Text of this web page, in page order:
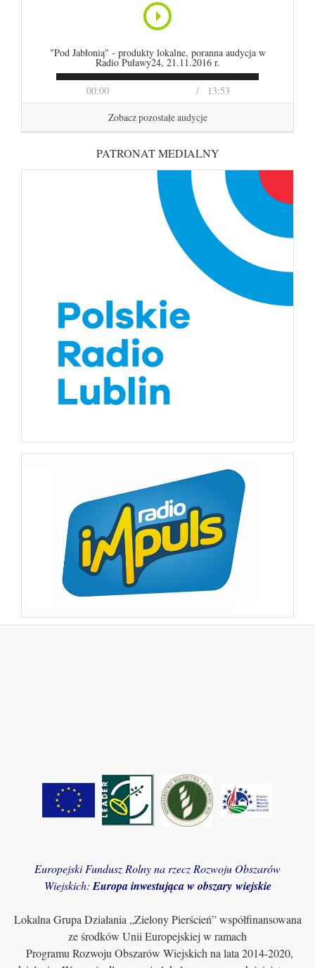
00:00 13:53
"Pod Jabłonią" - produkty lokalne, poranna audycja w
Radio Puławy24, 21.11.2016 r.
Zobacz pozostałe audycje
PATRONAT MEDIALNY
Europejski Fundusz Rolny na rzecz Rozwoju Obszarów
Wiejskich: Europa inwestująca w obszary wiejskie
Lokalna Grupa Działania „Zielony Pierścień” współfinansowana
ze środków Unii Europejskiej w ramach
Programu Rozwoju Obszarów Wiejskich na lata 2014-2020,